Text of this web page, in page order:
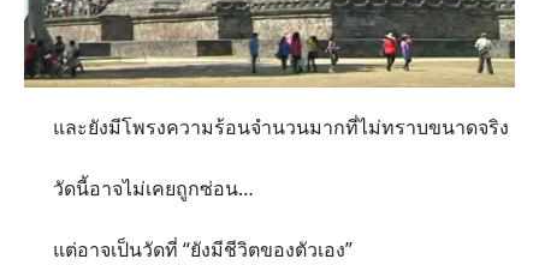
และยังมีโพรงความร้อนจำนวนมากที่ไม่ทราบขนาดจริง
วัดนี้อาจไม่เคยถูกซ่อน…
แต่อาจเป็นวัดที่ “ยังมีชีวิตของตัวเอง”